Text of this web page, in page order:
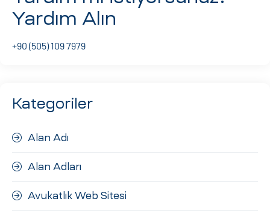
Yardım Alın
+90 (505) 109 7979
Kategoriler
Alan Adı
Alan Adları
Avukatlık Web Sitesi